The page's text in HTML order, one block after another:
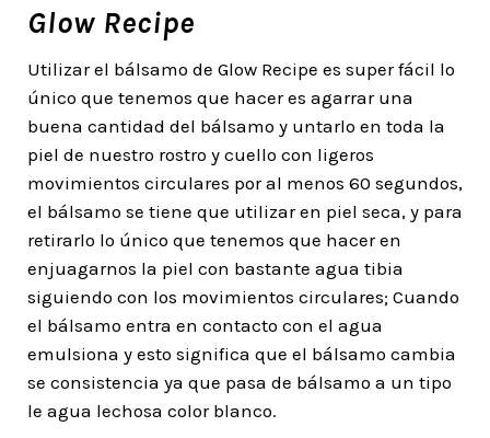
Glow Recipe
Utilizar el bálsamo de Glow Recipe es super fácil lo
único que tenemos que hacer es agarrar una
buena cantidad del bálsamo y untarlo en toda la
piel de nuestro rostro y cuello con ligeros
movimientos circulares por al menos 60 segundos,
el bálsamo se tiene que utilizar en piel seca, y para
retirarlo lo único que tenemos que hacer en
enjuagarnos la piel con bastante agua tibia
siguiendo con los movimientos circulares; Cuando
el bálsamo entra en contacto con el agua
emulsiona y esto significa que el bálsamo cambia
se consistencia ya que pasa de bálsamo a un tipo
le agua lechosa color blanco.